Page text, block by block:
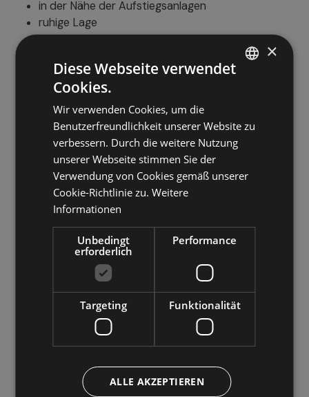
in der Nähe der Aufstiegsanlagen
ruhige Lage
Wellness
Whirlpool
Spa/Wellness-Pakete
Wellnessbereich/Entspannungsraum
Sauna
Körperbehandlungen
Gesichtsbehandlungen
Beautybehandlungen
Whirlpool
Fitnessraum
Außenbereiche
Garten
×
Diese Webseite verwendet
Cookies.
Wir verwenden Cookies, um die
Benutzerfreundlichkeit unserer Website zu
verbessern. Durch die weitere Nutzung
unserer Webseite stimmen Sie der
Verwendung von Cookies gemäß unserer
Cookie-Richtlinie zu. Weitere
Informationen
Unbedingt
erforderlich
Performance
Targeting Funktionalität
ALLE AKZEPTIEREN